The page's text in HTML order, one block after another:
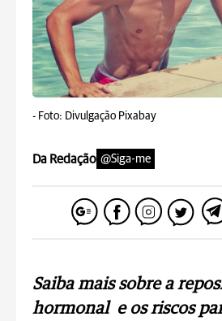
- Foto: Divulgação Pixabay
Da Redação @Siga-me
Saiba mais sobre a
hormonal e os riscos